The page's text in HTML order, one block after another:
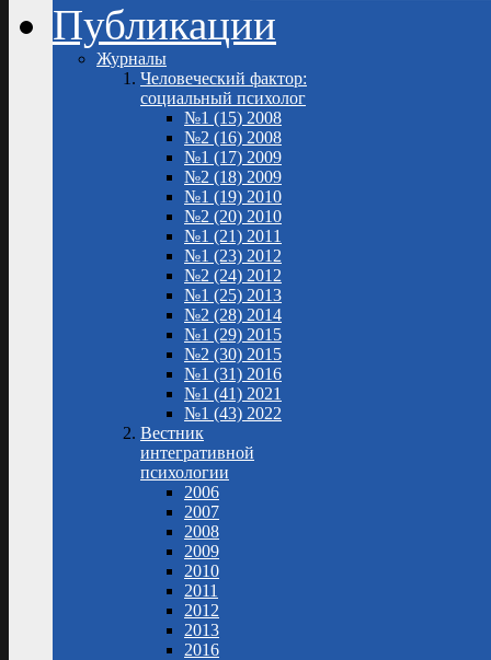
Публикации
Журналы
Человеческий фактор:
социальный психолог
№1 (15) 2008
№2 (16) 2008
№1 (17) 2009
№2 (18) 2009
№1 (19) 2010
№2 (20) 2010
№1 (21) 2011
№1 (23) 2012
№2 (24) 2012
№1 (25) 2013
№2 (28) 2014
№1 (29) 2015
№2 (30) 2015
№1 (31) 2016
№1 (41) 2021
№1 (43) 2022
Вестник
интегративной
психологии
2006
2007
2008
2009
2010
2011
2012
2013
2016